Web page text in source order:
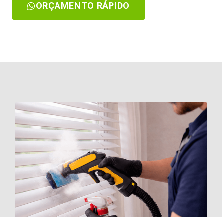
ORÇAMENTO RÁPIDO